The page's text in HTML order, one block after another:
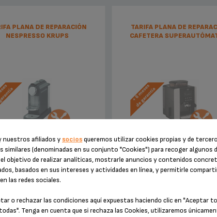
PLANA DE REPARACIÓN
NESPRESSO KRUPS
Sin factura ni sorpresas
de la garantía de 6 meses!
79,99 €
TARIFA PLANA DE
CAFETERA
Sin factura ni sorpresas
¡Extensión de la garantía de 6
nuestros afiliados y sociosqueremos utilizar cookies propias y de
similares (denominadas en su conjunto "Cookies") para recoger algunos
objetivo de realizar analíticas, mostrarle anuncios y contenidos
basados en sus intereses y actividades en línea, y permitirle
las redes sociales.
o rechazar las condiciones aquí expuestas haciendo clic en "Aceptar
Tenga en cuenta que si rechaza las Cookies, utilizaremos